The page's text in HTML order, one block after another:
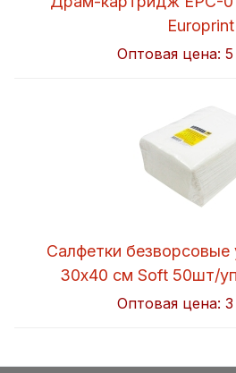
Europrint
Оптовая цена: 5
Салфетки безворсовые
30x40 см Soft 50шт/
Оптовая цена: 3